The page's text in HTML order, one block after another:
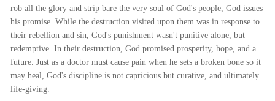
rob all the glory and strip bare the very soul of God's people, God issues
his promise. While the destruction visited upon them was in response to
their rebellion and sin, God's punishment wasn't punitive alone, but
redemptive. In their destruction, God promised prosperity, hope, and a
future. Just as a doctor must cause pain when he sets a broken bone so it
may heal, God's discipline is not capricious but curative, and ultimately
life-giving.